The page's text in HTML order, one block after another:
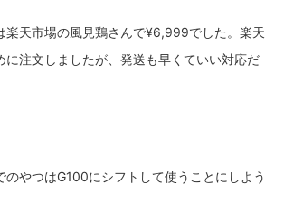
楽天市場の風見鶏さんで¥6,999でした。楽天
に注文しましたが、発送も早くていい対応だ
のやつはG100にシフトして使うことにしよう